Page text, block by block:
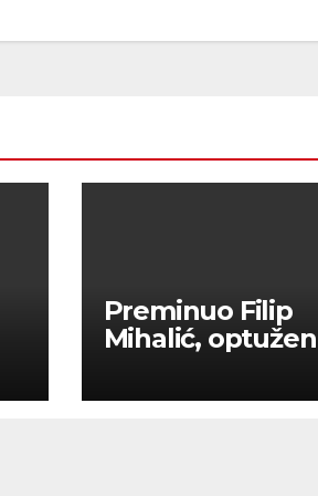
Preminuo Filip
Mihalić,
testova